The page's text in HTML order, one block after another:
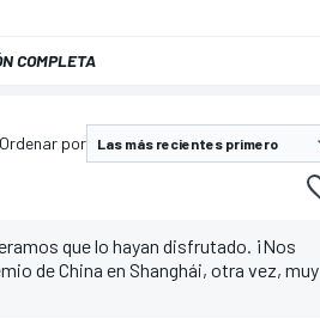
COMPLETA
Ordenar por
que lo hayan disfrutado. ¡Nos
de China en Shanghái, otra vez, muy